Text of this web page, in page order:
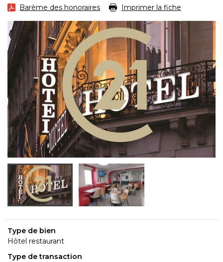
Barème des honoraires Imprimer la fiche
Type de bien
Hôtel restaurant
Type de transaction